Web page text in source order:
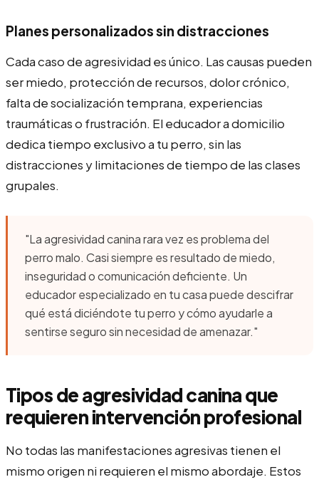
Planes personalizados sin distracciones
Cada caso de agresividad es único. Las causas pueden
ser miedo, protección de recursos, dolor crónico,
falta de socialización temprana, experiencias
traumáticas o frustración. El educador a domicilio
dedica tiempo exclusivo a tu perro, sin las
distracciones y limitaciones de tiempo de las clases
grupales.
"La agresividad canina rara vez es problema del
perro malo. Casi siempre es resultado de miedo,
inseguridad o comunicación deficiente. Un
educador especializado en tu casa puede descifrar
qué está diciéndote tu perro y cómo ayudarle a
sentirse seguro sin necesidad de amenazar."
Tipos de agresividad canina que
requieren intervención profesional
No todas las manifestaciones agresivas tienen el
mismo origen ni requieren el mismo abordaje. Estos